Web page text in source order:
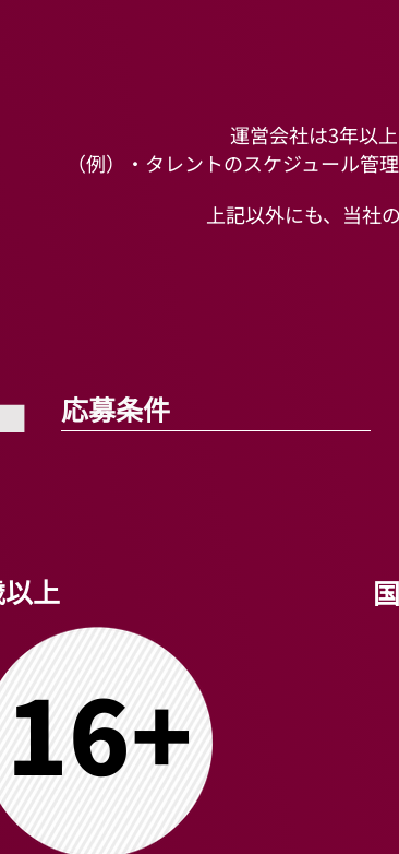
運営会社は3年以
（例）・タレントのスケジュール
上記以外にも、当社
応募条件
上
16+